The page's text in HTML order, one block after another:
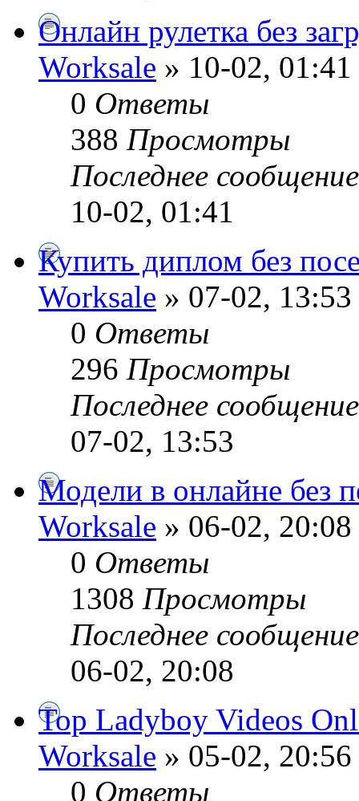
Онлайн рулетка без
Worksale » 10-02, 01:41
0 Ответы
388 Просмотры
Последнее
10-02, 01:41
Купить диплом без
Worksale » 07-02, 13:53
0 Ответы
296 Просмотры
Последнее
07-02, 13:53
Модели в онлайне без
Worksale » 06-02, 20:08
0 Ответы
1308 Просмотры
Последнее
06-02, 20:08
Top Ladyboy Videos
Worksale » 05-02, 20:56
0 Ответы